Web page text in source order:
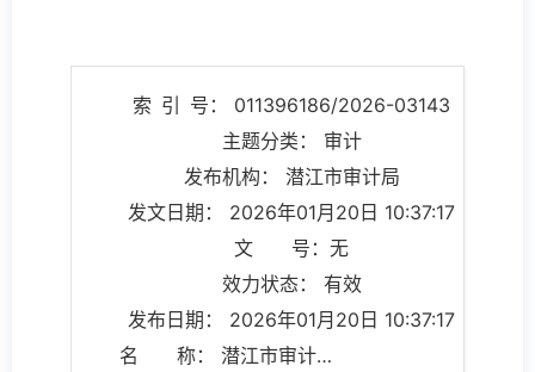
索 引 号： 011396186/2026-03143
主题分类： 审计
发布机构： 潜江市审计局
发文日期： 2026年01月20日 10:37:17
文 号：无
效力状态： 有效
发布日期： 2026年01月20日 10:37:17
名 称： 潜江市审计局政府网站工作年度报表（2025年度）